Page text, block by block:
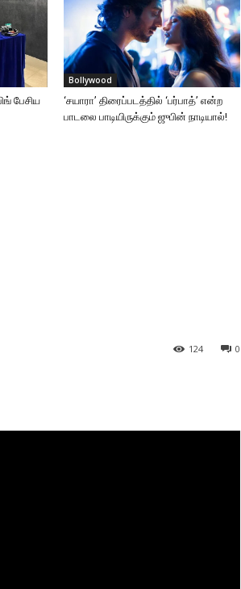
பேசிய
Bollywood
‘சயாரா’ திரைப்படத்தில் ‘பர்பாத்’ என்ற
பாடலை பாடியிருக்கும் ஜுபின் நாடியால்!